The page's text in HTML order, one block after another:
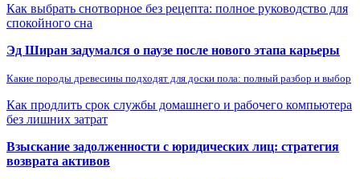
Как выбрать снотворное без рецепта: полное руководство для
спокойного сна
Эд Ширан задумался о паузе после нового этапа карьеры
Какие породы древесины подходят для доски пола: полный разбор и выбор
Как продлить срок службы домашнего и рабочего компьютера
без лишних затрат
Взыскание задолженности с юридических лиц: стратегия
возврата активов